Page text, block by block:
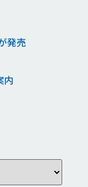
発売
内